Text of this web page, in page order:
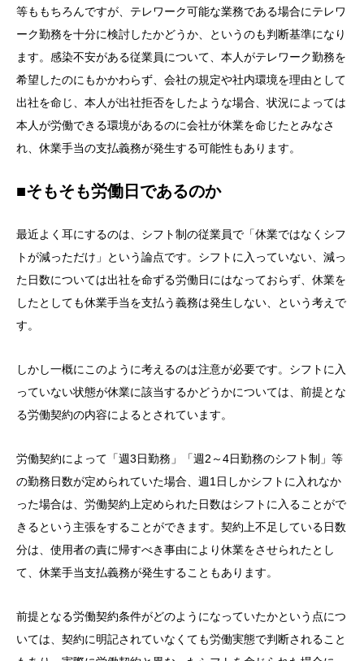
等ももちろんですが、テレワーク可能な業務である場合にテレワ
ーク勤務を十分に検討したかどうか、というのも判断基準になり
ます。感染不安がある従業員について、本人がテレワーク勤務を
希望したのにもかかわらず、会社の規定や社内環境を理由として
出社を命じ、本人が出社拒否をしたような場合、状況によっては
本人が労働できる環境があるのに会社が休業を命じたとみなさ
れ、休業手当の支払義務が発生する可能性もあります。
■そもそも労働日であるのか
最近よく耳にするのは、シフト制の従業員で「休業ではなくシフ
トが減っただけ」という論点です。シフトに入っていない、減っ
た日数については出社を命ずる労働日にはなっておらず、休業を
したとしても休業手当を支払う義務は発生しない、という考えで
す。
しかし一概にこのように考えるのは注意が必要です。シフトに入
っていない状態が休業に該当するかどうかについては、前提とな
る労働契約の内容によるとされています。
労働契約によって「週3日勤務」「週2～4日勤務のシフト制」等
の勤務日数が定められていた場合、週1日しかシフトに入れなか
った場合は、労働契約上定められた日数はシフトに入ることがで
きるという主張をすることができます。契約上不足している日数
分は、使用者の責に帰すべき事由により休業をさせられたとし
て、休業手当支払義務が発生することもあります。
前提となる労働契約条件がどのようになっていたかという点につ
いては、契約に明記されていなくても労働実態で判断されること